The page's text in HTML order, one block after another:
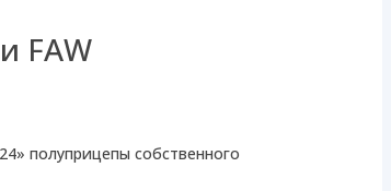
FAW
полуприцепы собственного